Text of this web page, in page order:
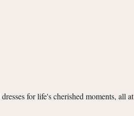
for life's cherished moments, all at